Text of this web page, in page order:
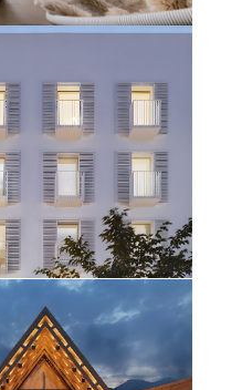
VARA DEL REY